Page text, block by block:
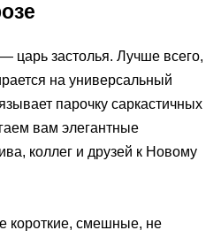
царь застолья. Лучше всего,
на универсальный
парочку саркастичных
вам элегантные
коллег и друзей к Новому
короткие, смешные, не